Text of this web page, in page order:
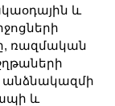
և
ռազմական
անձնակազմի
և